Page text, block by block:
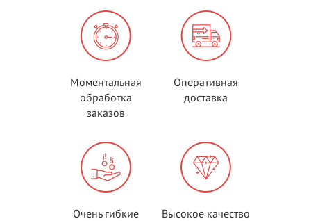
Моментальная
обработка
заказов
Оперативная
доставка
Очень гибкие
Высокое качество